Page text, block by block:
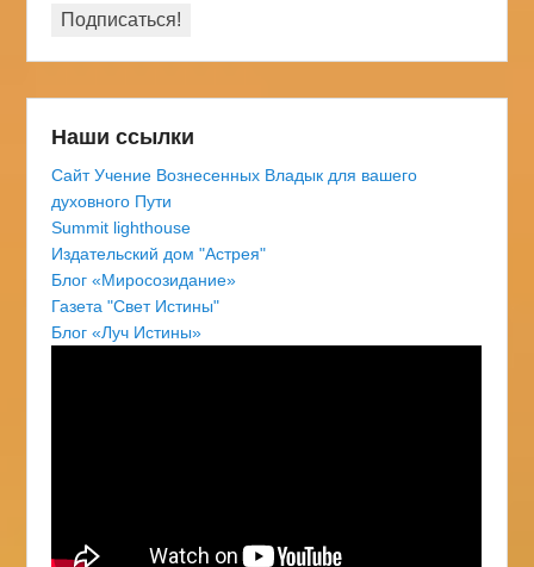
Наши ссылки
Сайт Учение Вознесенных Владык для вашего
духовного Пути
Summit lighthouse
Издательский дом "Астрея"
Блог «Миросозидание»
Газета "Свет Истины"
Блог «Луч Истины»